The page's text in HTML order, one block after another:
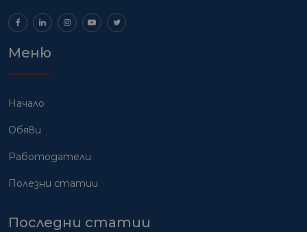
Меню
Начало
Обяви
Работодатели
Полезни статии
Последни статии